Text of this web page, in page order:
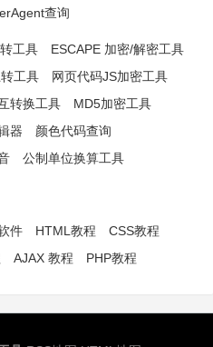
查询
工具
ESCAPE 加密/解密工具
工具
网页代码JS加密工具
转换工具
MD5加密工具
器
颜色代码查询
公制单位换算工具
件 HTML教程
CSS教程
AJAX 教程 PHP教程